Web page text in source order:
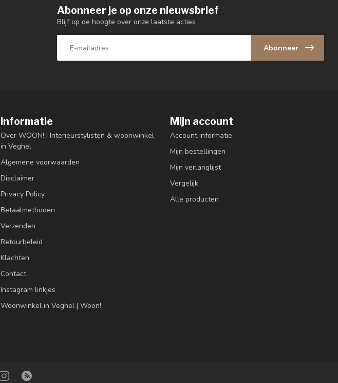
Abonneer je op onze nieuwsbrief
Blijf op de hoogte over onze laatste acties
Abonneer
Informatie
Over WOON! | Interieurstylisten & woonwinkel
in Veghel
Algemene voorwaarden
Disclaimer
Privacy Policy
Betaalmethoden
Verzenden
Retourbeleid
Klachten
Contact
Instagram linkjes
Woonwinkel in Veghel | Woon!
Mijn account
Account informatie
Mijn bestellingen
Mijn verlanglijst
Vergelijk
Alle producten